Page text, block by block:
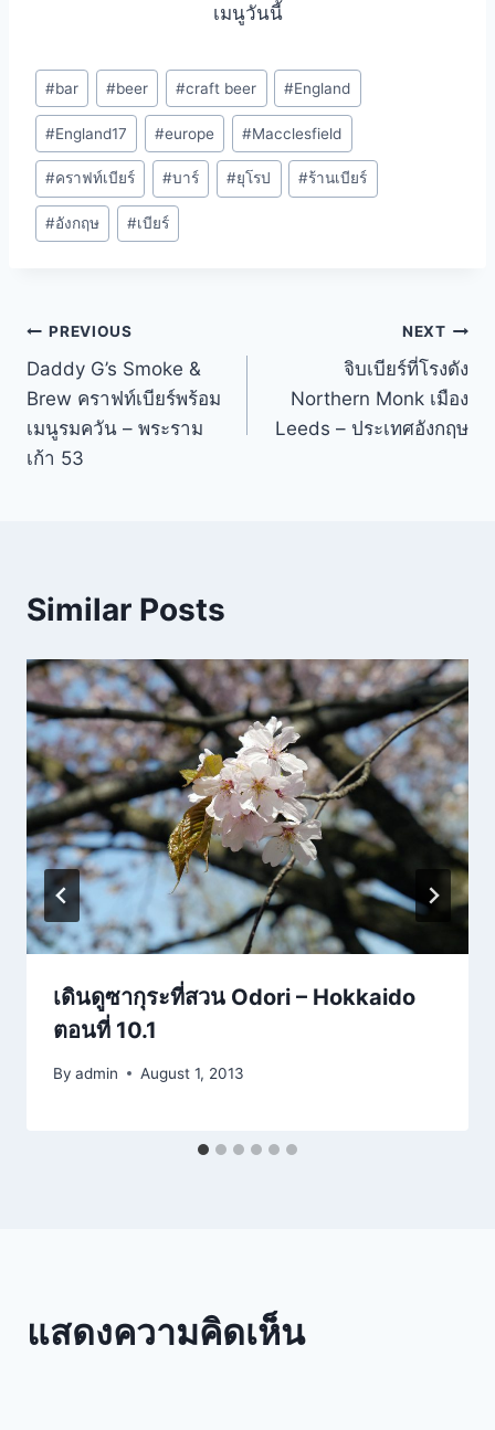
เมนูวันนี้
Post
Tags:
#bar #beer #craft beer #England
#England17 #europe #Macclesfield
#คราฟท์เบียร์ #บาร์ #ยุโรป #ร้านเบียร์
#อังกฤษ #เบียร์
Post
navigation
PREVIOUS
Daddy G’s Smoke &
Brew คราฟท์เบียร์พร้อม
เมนูรมควัน – พระราม
เก้า 53
NEXT
จิบเบียร์ที่โรงดัง
Northern Monk เมือง
Leeds – ประเทศอังกฤษ
Similar Posts
เดินดูซากุระที่สวน Odori – Hokkaido
ตอนที่ 10.1
By admin August 1, 2013
แสดงความคิดเห็น